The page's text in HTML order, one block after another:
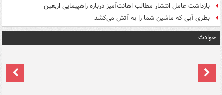
بازداشت عامل انتشار مطالب اهانت‌آمیز درباره راهپیمایی اربعین
بطری آبی که ماشین شما را به آتش می‌کشد
حوادث